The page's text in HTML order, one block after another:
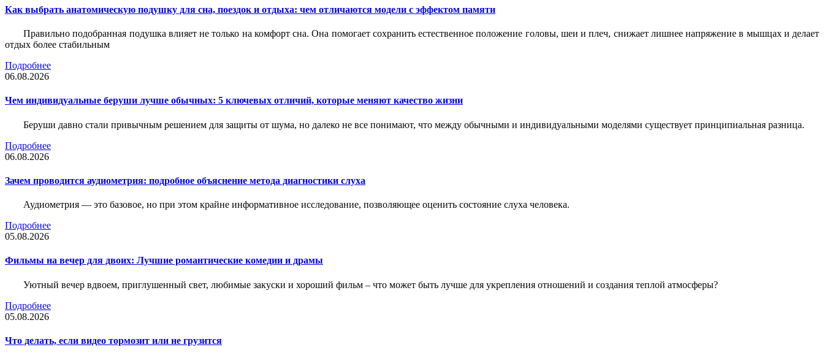
Как выбрать анатомическую подушку для сна, поездок и отдыха: чем отличаются модели с эффектом памяти
Правильно подобранная подушка влияет не только на комфорт сна. Она помогает сохранить естественное положение головы, шеи и плеч, снижает лишнее напряжение в мышцах и делает
отдых более стабильным
Подробнее
06.08.2026
Чем индивидуальные беруши лучше обычных: 5 ключевых отличий, которые меняют качество жизни
Беруши давно стали привычным решением для защиты от шума, но далеко не все понимают, что между обычными и индивидуальными моделями существует принципиальная разница.
Подробнее
06.08.2026
Зачем проводится аудиометрия: подробное объяснение метода диагностики слуха
Аудиометрия — это базовое, но при этом крайне информативное исследование, позволяющее оценить состояние слуха человека.
Подробнее
05.08.2026
Фильмы на вечер для двоих: Лучшие романтические комедии и драмы
Уютный вечер вдвоем, приглушенный свет, любимые закуски и хороший фильм – что может быть лучше для укрепления отношений и создания теплой атмосферы?
Подробнее
05.08.2026
Что делать, если видео тормозит или не грузится